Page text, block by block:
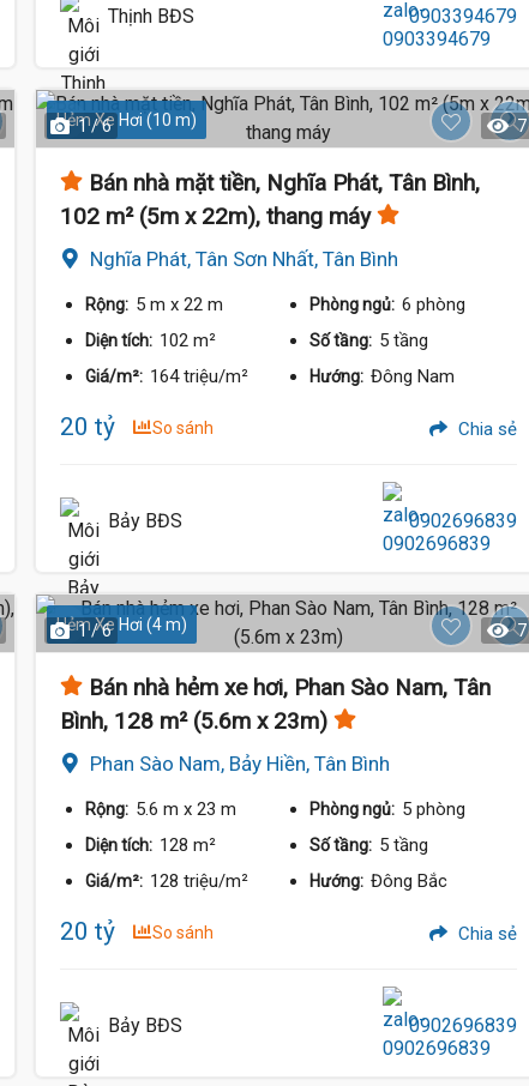
Thịnh BĐS 0903394679
Hẻm Xe Hơi (10 m)
1 / 6 7
Bán nhà mặt tiền, Nghĩa Phát, Tân Bình,
102 m² (5m x 22m), thang máy
Nghĩa Phát, Tân Sơn Nhất, Tân Bình
Rộng: 5 m x 22 m Phòng ngủ: 6 phòng
Diện tích: 102 m² Số tầng: 5 tầng
Giá/m²: 164 triệu/m² Hướng: Đông Nam
20 tỷ So sánh Chia sẻ
Bảy BĐS 0902696839
Hẻm Xe Hơi (4 m)
1 / 6 7
Bán nhà hẻm xe hơi, Phan Sào Nam, Tân
Bình, 128 m² (5.6m x 23m)
Phan Sào Nam, Bảy Hiền, Tân Bình
Rộng: 5.6 m x 23 m Phòng ngủ: 5 phòng
Diện tích: 128 m² Số tầng: 5 tầng
Giá/m²: 128 triệu/m² Hướng: Đông Bắc
20 tỷ So sánh Chia sẻ
Bảy BĐS 0902696839